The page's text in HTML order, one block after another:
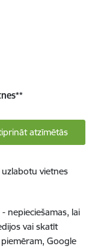
**
atzīmētās
uzlabotu vietnes
nepieciešamas, lai
vai skatīt
Google